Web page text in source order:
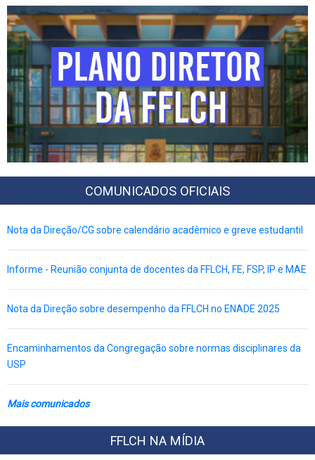
COMUNICADOS OFICIAIS
Nota da Direção/CG sobre calendário acadêmico e greve estudantil
Informe - Reunião conjunta de docentes da FFLCH, FE, FSP, IP e MAE
Nota da Direção sobre desempenho da FFLCH no ENADE 2025
Encaminhamentos da Congregação sobre normas disciplinares da
USP
Mais comunicados
FFLCH NA MÍDIA